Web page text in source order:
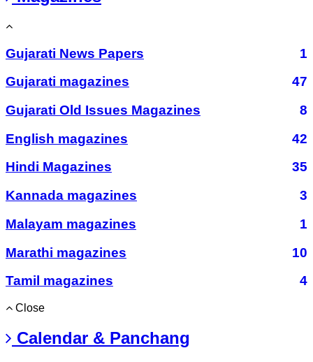
Gujarati News Papers
1
Gujarati magazines
47
Gujarati Old Issues Magazines
8
English magazines
42
Hindi Magazines
35
Kannada magazines
3
Malayam magazines
1
Marathi magazines
10
Tamil magazines
4
Close
Calendar & Panchang